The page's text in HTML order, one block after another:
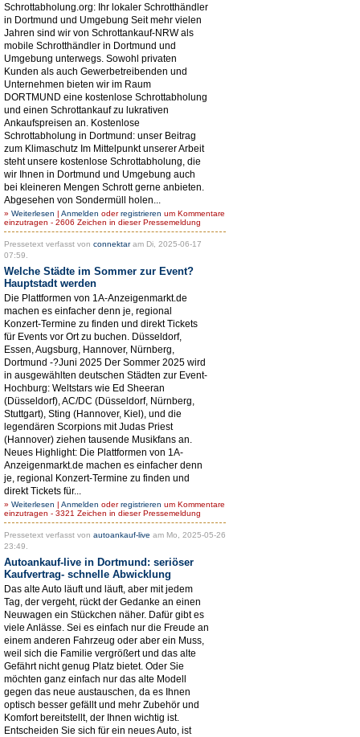
Schrottabholung.org: Ihr lokaler Schrotthändler
in Dortmund und Umgebung Seit mehr vielen
Jahren sind wir von Schrottankauf-NRW als
mobile Schrotthändler in Dortmund und
Umgebung unterwegs. Sowohl privaten
Kunden als auch Gewerbetreibenden und
Unternehmen bieten wir im Raum
DORTMUND eine kostenlose Schrottabholung
und einen Schrottankauf zu lukrativen
Ankaufspreisen an. Kostenlose
Schrottabholung in Dortmund: unser Beitrag
zum Klimaschutz Im Mittelpunkt unserer Arbeit
steht unsere kostenlose Schrottabholung, die
wir Ihnen in Dortmund und Umgebung auch
bei kleineren Mengen Schrott gerne anbieten.
Abgesehen von Sondermüll holen...
» Weiterlesen | Anmelden oderregistrieren um Kommentare
einzutragen - 2606 Zeichen in dieser Pressemeldung
Pressetext verfasst von connektaram Di, 2025-06-17
07:59.
Welche Städte im Sommer zur Event?
Hauptstadt werden
Die Plattformen von 1A-Anzeigenmarkt.de
machen es einfacher denn je, regional
Konzert-Termine zu finden und direkt Tickets
für Events vor Ort zu buchen. Düsseldorf,
Essen, Augsburg, Hannover, Nürnberg,
Dortmund -?Juni 2025 Der Sommer 2025 wird
in ausgewählten deutschen Städten zur Event-
Hochburg: Weltstars wie Ed Sheeran
(Düsseldorf), AC/DC (Düsseldorf, Nürnberg,
Stuttgart), Sting (Hannover, Kiel), und die
legendären Scorpions mit Judas Priest
(Hannover) ziehen tausende Musikfans an.
Neues Highlight: Die Plattformen von 1A-
Anzeigenmarkt.de machen es einfacher denn
je, regional Konzert-Termine zu finden und
direkt Tickets für...
» Weiterlesen | Anmelden oderregistrieren um Kommentare
einzutragen - 3321 Zeichen in dieser Pressemeldung
Pressetext verfasst von autoankauf-live am Mo, 2025-05-26
23:49.
Autoankauf-live in Dortmund: seriöser
Kaufvertrag- schnelle Abwicklung
Das alte Auto läuft und läuft, aber mit jedem
Tag, der vergeht, rückt der Gedanke an einen
Neuwagen ein Stückchen näher. Dafür gibt es
viele Anlässe. Sei es einfach nur die Freude an
einem anderen Fahrzeug oder aber ein Muss,
weil sich die Familie vergrößert und das alte
Gefährt nicht genug Platz bietet. Oder Sie
möchten ganz einfach nur das alte Modell
gegen das neue austauschen, da es Ihnen
optisch besser gefällt und mehr Zubehör und
Komfort bereitstellt, der Ihnen wichtig ist.
Entscheiden Sie sich für ein neues Auto, ist